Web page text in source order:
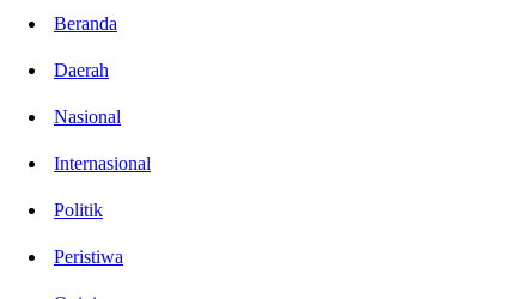
Beranda
Daerah
Nasional
Internasional
Politik
Peristiwa